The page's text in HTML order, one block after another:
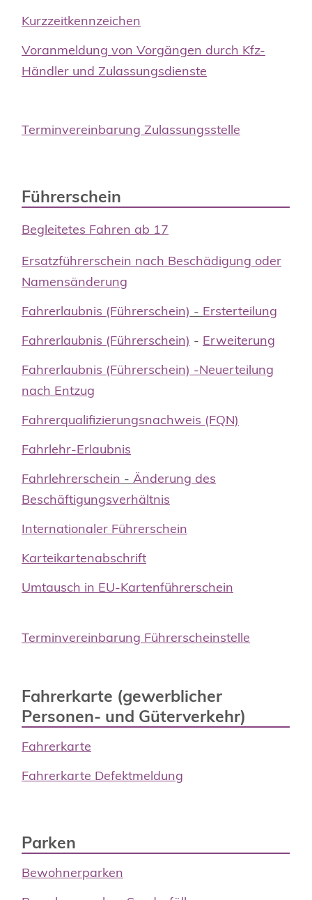
Kurzzeitkennzeichen
Voranmeldung von Vorgängen durch Kfz-
Händler und Zulassungsdienste
Terminvereinbarung Zulassungsstelle
Führerschein
Begleitetes Fahren ab 17
Ersatzführerschein nach Beschädigung oder
Namensänderung
Fahrerlaubnis (Führerschein) - Ersterteilung
Fahrerlaubnis (Führerschein) - Erweiterung
Fahrerlaubnis (Führerschein) -Neuerteilung
nach Entzug
Fahrerqualifizierungsnachweis (FQN)
Fahrlehr-Erlaubnis
Fahrlehrerschein - Änderung des
Beschäftigungsverhältnis
Internationaler Führerschein
Karteikartenabschrift
Umtausch in EU-Kartenführerschein
Terminvereinbarung Führerscheinstelle
Fahrerkarte (gewerblicher
Personen- und Güterverkehr)
Fahrerkarte
Fahrerkarte Defektmeldung
Parken
Bewohnerparken